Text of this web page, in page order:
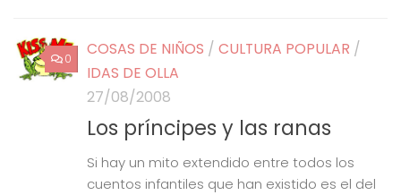
0 COSAS DE NIÑOS / CULTURA POPULAR /
IDAS DE OLLA
27/08/2008
Los príncipes y las ranas
Si hay un mito extendido entre todos los
cuentos infantiles que han existido es el del